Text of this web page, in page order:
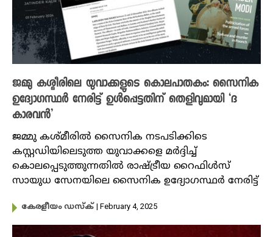
ജമ്മു കശ്മീരിലെ യുവാക്കളുടെ കൊലപാതകം: സൈനിക
ഉദ്യോഗസ്ഥര്‍ നേരിട്ട് ഉള്‍പ്പെട്ടതിന് തെളിവുമായി ‘ദ
കാരവൻ’
ജമ്മു കശ്മീരിൽ‍ സൈനിക നടപടിക്കിടെ
കസ്റ്റഡിയിലെടുത്ത യുവാക്കളെ മര്‍ദ്ദിച്ച്
കൊലപ്പെടുത്തുന്നതില്‍ രാഷ്ട്രീയ റൈഫിള്‍സ്
സായുധ സേനയിലെ സൈനിക ഉദ്യോഗസ്ഥര്‍ നേരിട്ട്
കേരളീയം ഡസ്ക് | February 4, 2025